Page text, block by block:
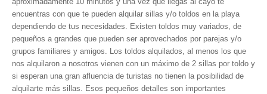
Museos y otros sitios de interés en Amazonas
Museos y otros sitios de interés en Anzoátegui
Museos y otros sitios de interés en Aragua
Museos y otros sitios de interés en Bolívar
Museos y otros sitios de interés en Falcón
encuentras con que te pueden alquilar sillas y/o toldos en la playa
dependiendo de tus necesidades. Existen toldos muy variados, de
pequeños a grandes que pueden ser aprovechados por parejas y/o
grupos familiares y amigos. Los toldos alquilados, al menos los que
nos alquilaron a nosotros vienen con un máximo de 2 sillas por toldo y
si esperan una gran afluencia de turistas no tienen la posibilidad de
alquilarte más sillas. Esos pequeños detalles son importantes